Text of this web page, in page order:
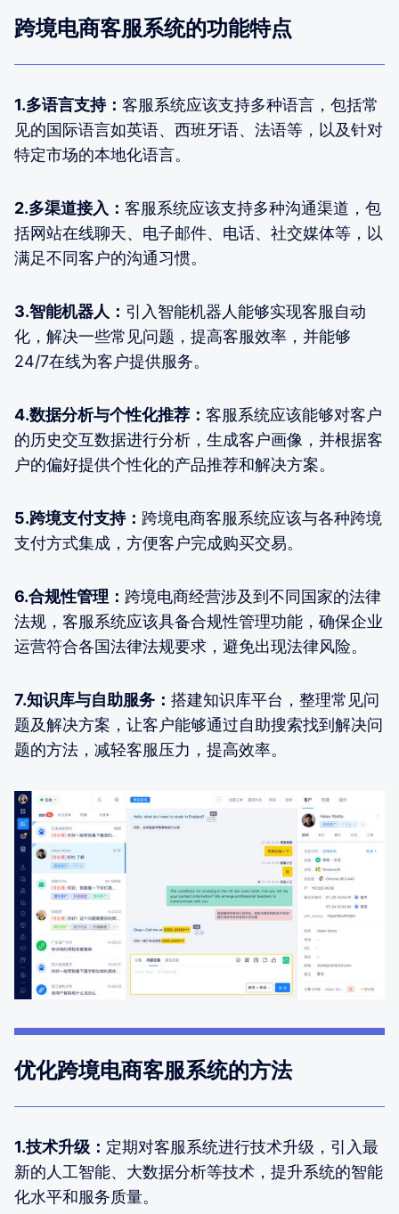
跨境电商客服系统的功能特点
1.多语言支持： 客服系统应该支持多种语言，包括常
见的国际语言如英语、西班牙语、法语等，以及针对
特定市场的本地化语言。
2.多渠道接入： 客服系统应该支持多种沟通渠道，包
括网站在线聊天、电子邮件、电话、社交媒体等，以
满足不同客户的沟通习惯。
3.智能机器人： 引入智能机器人能够实现客服自动
化，解决一些常见问题，提高客服效率，并能够
24/7在线为客户提供服务。
4.数据分析与个性化推荐： 客服系统应该能够对客户
的历史交互数据进行分析，生成客户画像，并根据客
户的偏好提供个性化的产品推荐和解决方案。
5.跨境支付支持： 跨境电商客服系统应该与各种跨境
支付方式集成，方便客户完成购买交易。
6.合规性管理： 跨境电商经营涉及到不同国家的法律
法规，客服系统应该具备合规性管理功能，确保企业
运营符合各国法律法规要求，避免出现法律风险。
7.知识库与自助服务： 搭建知识库平台，整理常见问
题及解决方案，让客户能够通过自助搜索找到解决问
题的方法，减轻客服压力，提高效率。
优化跨境电商客服系统的方法
1.技术升级： 定期对客服系统进行技术升级，引入最
新的人工智能、大数据分析等技术，提升系统的智能
化水平和服务质量。